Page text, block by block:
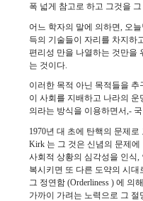
폭 넓게 참고로 하고 그것을
어느 학자의 말에 의하면
오
득의 기술들이 자리를 차지하
편리성 만을 나열하는 것만을
는 것이다.
이러한 목적 아닌 목적들을
이 사회를 지배하고 나라의
의라는 방식을 이용하면서,-
1970년 대 초에 탄핵의 문제
Kirk 는 그 것은 신념의 문제
사회적 상황의 심각성을 인식,
복시키면 또 다른 도약의 시
그 정연함 (Orderliness ) 에 의
가까이 가려는 노력으로 그 절